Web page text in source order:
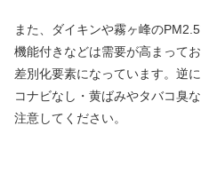
また、ダイキンや霧ヶ峰の
機能付きなどは需要が高まって
差別化要素になっています。逆
コナビなし・黄ばみやタバコ臭
注意してください。